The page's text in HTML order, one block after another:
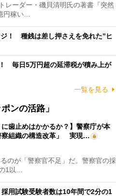
ーダー・磯貝清明氏の著書『突然
円稼い…
ジ！ 種銭は差し押さえを免れた”ヒ
毎日5万円超の延滞税が積み上が
一覧を見る
ンの活路」
に歯止めはかかるか？】警察庁が本
察組織の構造改革」 実現…
のが「警察官不足」だ。警察官の採
1以…
採用試験受験者数は10年間で2分の1